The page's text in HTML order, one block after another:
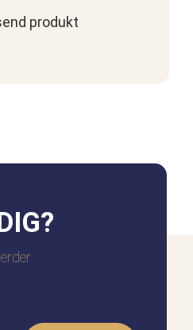
produkt
te installeren.
ik zocht.